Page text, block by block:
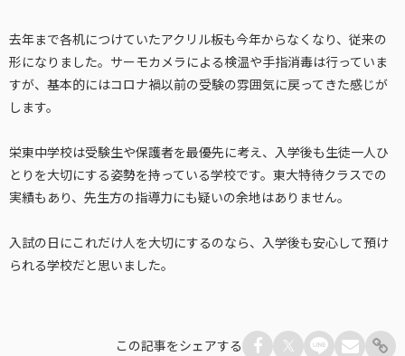
去年まで各机につけていたアクリル板も今年からなくなり、従来の
形になりました。サーモカメラによる検温や手指消毒は行っていま
すが、基本的にはコロナ禍以前の受験の雰囲気に戻ってきた感じが
します。
栄東中学校は受験生や保護者を最優先に考え、入学後も生徒一人ひ
とりを大切にする姿勢を持っている学校です。東大特待クラスでの
実績もあり、先生方の指導力にも疑いの余地はありません。
入試の日にこれだけ人を大切にするのなら、入学後も安心して預け
られる学校だと思いました。
この記事をシェアする